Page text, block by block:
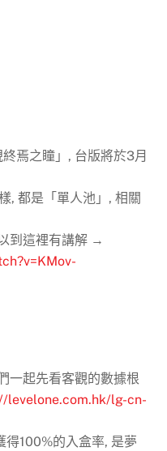
焉之瞳」, 台版將於3月
, 都是「單人池」, 相關
到這裡有講解 →
一起先看客觀的數據根
levelone.com.hk/lg-cn-
得100%的入盒率, 是夢